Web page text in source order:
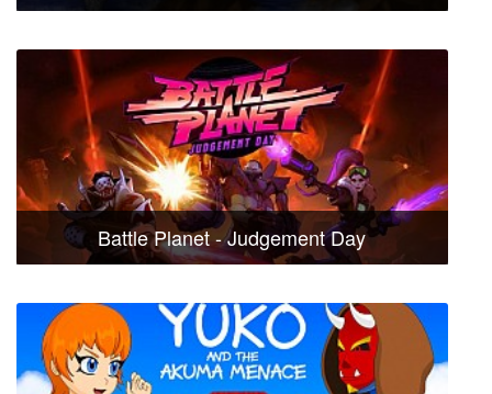
Battle Planet - Judgement Day